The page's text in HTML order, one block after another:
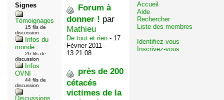
Signes
Témoignages
15 fils de
discussion
Infos du
monde
26 fils de
discussion
Infos
OVNI
44 fils de
discussion
Discussions
Forum à
donner ! par
Mathieu
De tout et rien - 17
Février 2011 -
13:21:08
près de 200
cétacés
victimes de la
Accueil
Aide
Rechercher
Liste des membres
Identifiez-vous
Inscrivez-vous